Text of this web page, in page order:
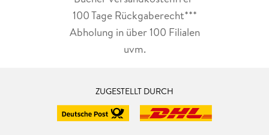
100 Tage Rückgaberecht***
Abholung in über 100 Filialen
uvm.
ZUGESTELLT DURCH